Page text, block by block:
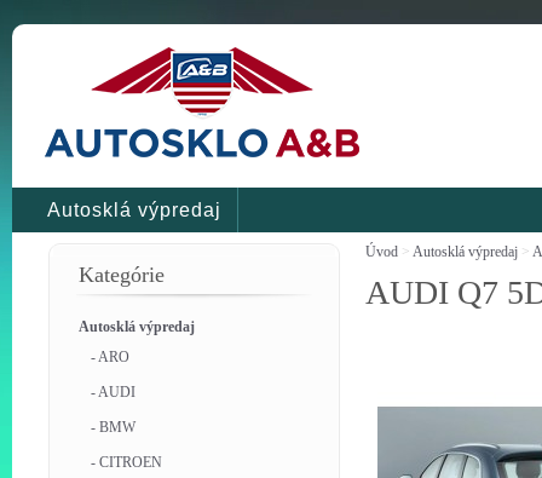
Autosklá výpredaj
Kategórie
Autosklá výpredaj
- ARO
- AUDI
- BMW
- CITROEN
Úvod > Autosklá výpredaj >
AUDI Q7